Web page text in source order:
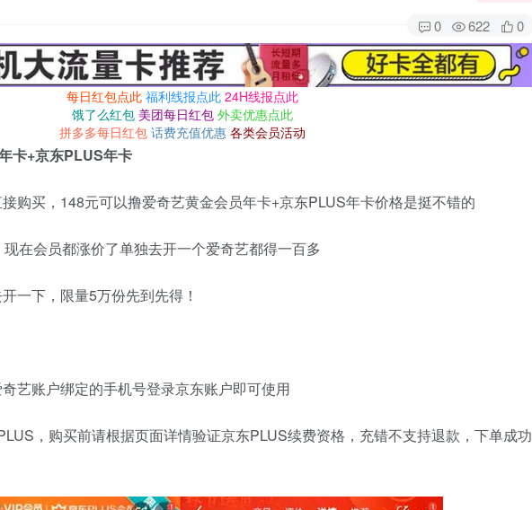
0 622 0
每日红包点此 福利线报点此 24H线报点此
饿了么红包 美团每日红包 外卖优惠点此
拼多多每日红包 话费充值优惠 各类会员活动
卡+京东PLUS年卡
购买，148元可以撸爱奇艺黄金会员年卡+京东PLUS年卡价格是挺不错的
在会员都涨价了单独去开一个爱奇艺都得一百多
一下，限量5万份先到先得！
艺账户绑定的手机号登录京东账户即可使用
，购买前请根据页面详情验证京东PLUS续费资格，充错不支持退款，下单成功